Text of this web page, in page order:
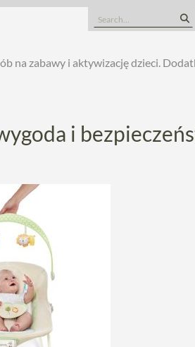
Search
for:
na zabawy i aktywizację dzieci.
i